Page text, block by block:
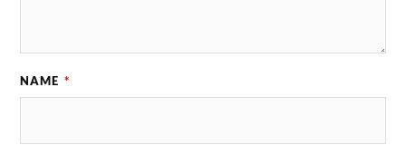
NAME *